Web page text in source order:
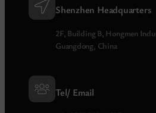
Shenzhen Headquarters
2F, Building B, Hongmen
Guangdong, China
Tel/ Email